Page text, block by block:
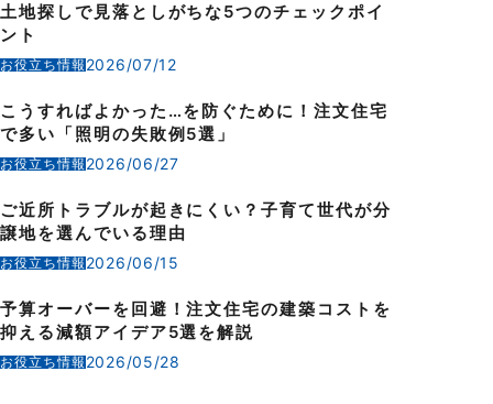
土地探しで見落としがちな5つのチェックポイ
ント
お役立ち情報2026/07/12
こうすればよかった…を防ぐために！注文住宅
で多い「照明の失敗例5選」
お役立ち情報2026/06/27
ご近所トラブルが起きにくい？子育て世代が分
譲地を選んでいる理由
お役立ち情報2026/06/15
予算オーバーを回避！注文住宅の建築コストを
抑える減額アイデア5選を解説
お役立ち情報2026/05/28